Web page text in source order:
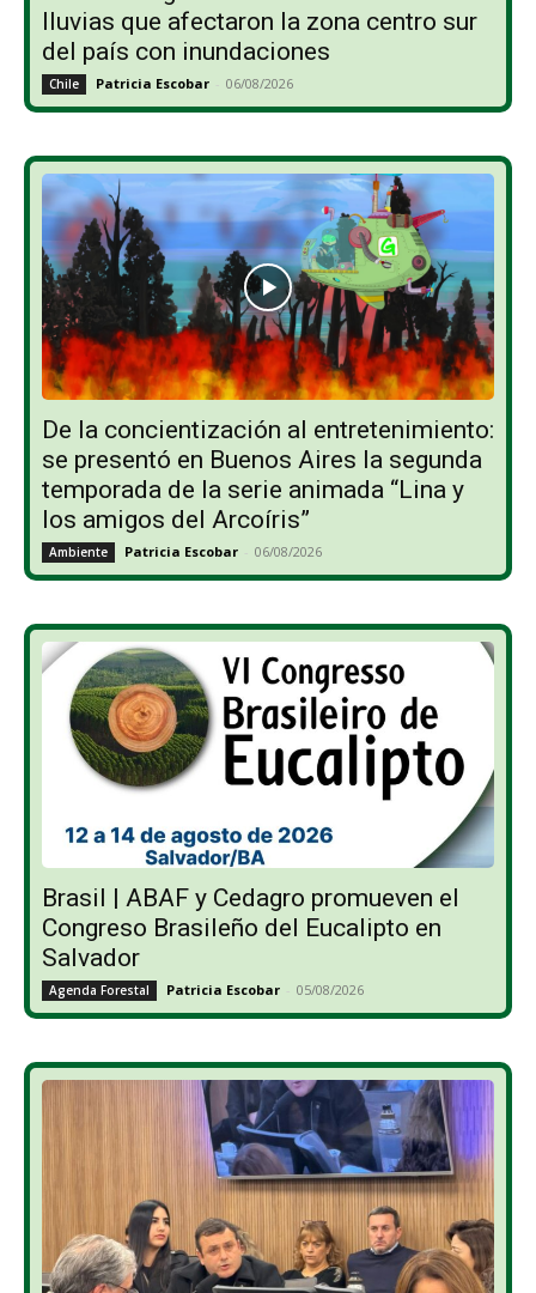
lluvias que afectaron la zona centro sur
del país con inundaciones
Chile Patricia Escobar - 06/08/2026
De la concientización al entretenimiento:
se presentó en Buenos Aires la segunda
temporada de la serie animada “Lina y
los amigos del Arcoíris”
Ambiente Patricia Escobar - 06/08/2026
Brasil | ABAF y Cedagro promueven el
Congreso Brasileño del Eucalipto en
Salvador
Agenda Forestal Patricia Escobar - 05/08/2026